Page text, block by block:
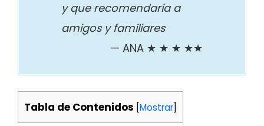
y que recomendaría a
amigos y familiares
ANA ★ ★ ★ ★★
Tabla de Contenidos Mostrar